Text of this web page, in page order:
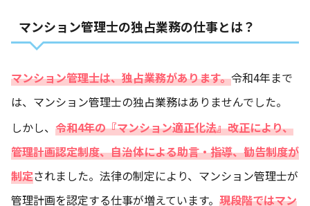
マンション管理士の独占業務の仕事とは？
マンション管理士は、独占業務があります。令和4年まで
は、マンション管理士の独占業務はありませんでした。
しかし、 令和4年の『マンション適正化法』改正により、
管理計画認定制度、自治体による助言・指導、勧告制度が
制定されました。法律の制定により、マンション管理士が
管理計画を認定する仕事が増えています。 現段階ではマン